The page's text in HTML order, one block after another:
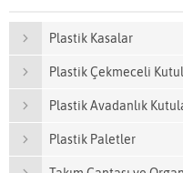
Plastik Kasalar
Plastik Çekmeceli
Plastik Avadanlık
Plastik Paletler